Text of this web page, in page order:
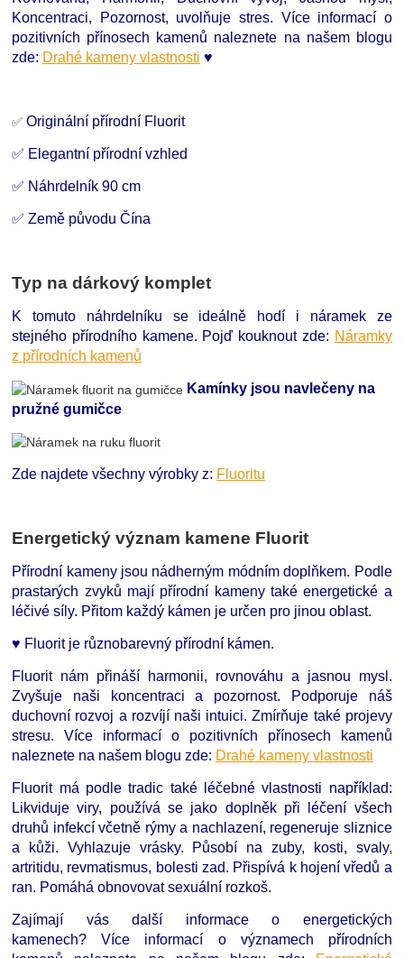
Koncentraci, Pozornost, uvolňuje stres. Více informací o
pozitivních přínosech kamenů naleznete na našem blogu
zde: Drahé kameny vlastnosti ♥
✅Originální přírodní Fluorit
✅ Elegantní přírodní vzhled
✅ Náhrdelník 90 cm
✅ Země původu Čína
Typ na dárkový komplet
K tomuto náhrdelníku se ideálně hodí i náramek ze
stejného přírodního kamene. Pojď kouknout zde: Náramky
z přírodních kamenů
Kamínky jsou navlečeny na
pružné gumičce
Zde najdete všechny výrobky z: Fluoritu
Energetický význam kamene Fluorit
Přírodní kameny jsou nádherným módním doplňkem. Podle
prastarých zvyků mají přírodní kameny také energetické a
léčivé síly. Přitom každý kámen je určen pro jinou oblast.
♥ Fluorit je různobarevný přírodní kámen.
Fluorit nám přináší harmonii, rovnováhu a jasnou mysl.
Zvyšuje naši koncentraci a pozornost. Podporuje náš
duchovní rozvoj a rozvíjí naši intuici. Zmírňuje také projevy
stresu. Více informací o pozitivních přínosech kamenů
naleznete na našem blogu zde: Drahé kameny vlastnosti
Fluorit má podle tradic také léčebné vlastnosti například:
Likviduje viry, používá se jako doplněk při léčení všech
druhů infekcí včetně rýmy a nachlazení, regeneruje sliznice
a kůži. Vyhlazuje vrásky. Působí na zuby, kosti, svaly,
artritidu, revmatismus, bolesti zad. Přispívá k hojení vředů a
ran. Pomáhá obnovovat sexuální rozkoš.
Zajímají vás další informace o energetických
kamenech?Více informací o významech přírodních